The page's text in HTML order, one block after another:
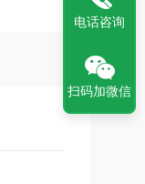
电话咨询
扫码加微信